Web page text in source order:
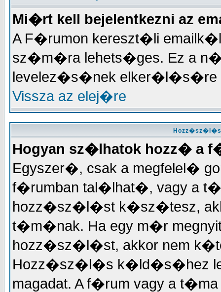
Mi�rt kell bejelentkezni az
A F�rumon kereszt�li
sz�m�ra lehets�ges. Ez a
levelez�s�nek elker�l�s�re
Vissza az elej�re
Hogyan sz�lhatok hozz� a
Egyszer�, csak a megfelel�
f�rumban tal�lhat�, vagy a
hozz�sz�l�st k�sz�tesz,
t�m�nak. Ha egy m�r
hozz�sz�l�st, akkor nem
Hozz�sz�l�s k�ld�s�hez
magadat. A f�rum vagy a